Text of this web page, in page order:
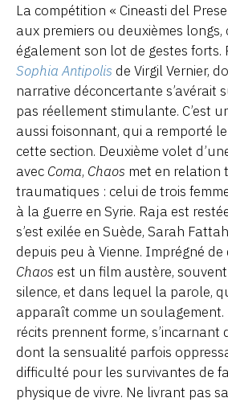
La compétition « Cineasti del
aux premiers ou deuxièmes
également son lot de gestes forts.
Sophia Antipolis de Virgil Vernier,
narrative déconcertante s’avérait
pas réellement stimulante. C’est
aussi foisonnant, qui a remporté
cette section. Deuxième volet
avec Coma, Chaos met en relation
traumatiques : celui de trois
à la guerre en Syrie. Raja est
s’est exilée en Suède, Sarah
depuis peu à Vienne. Imprégné de
Chaos est un film austère,
silence, et dans lequel la parole,
apparaît comme un soulagement.
récits prennent forme, s’incarnant
dont la sensualité parfois
difficulté pour les survivantes de
physique de vivre. Ne livrant pas